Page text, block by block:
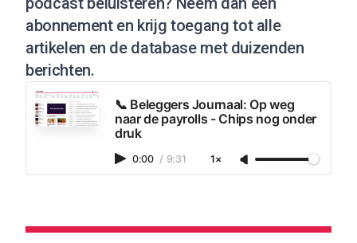
abonnementen krijg toegang tot alle
artikelen en de database met duizenden
berichten.
📞 Beleggers Journaal: Op weg
naar de payrolls - Chips nog onder
druk
0:00 / 9:31 1×